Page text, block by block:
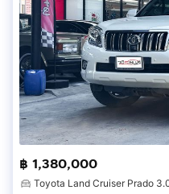
฿ 1,380,000
Toyota Land Cruiser Prado